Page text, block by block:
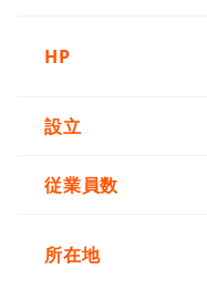
HP
設立
従業員数
所在地